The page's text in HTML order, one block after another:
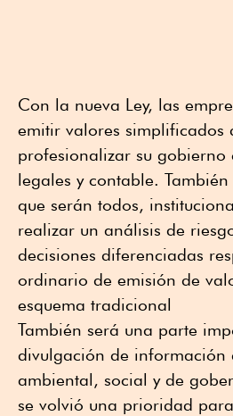
Con la nueva Ley, las
emitir valores simplificados
profesionalizar su gobierno
legales y contable.
que serán todos,
realizar un análisis de
decisiones diferenciadas
ordinario de emisión de
esquema tradicional
También será una parte
divulgación de información
ambiental, social y de
se volvió una prioridad